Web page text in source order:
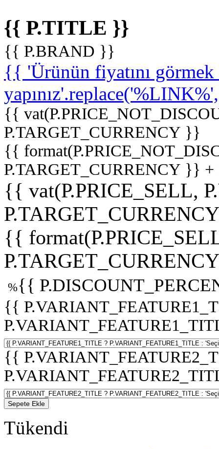
{{ P.TITLE }}
{{ P.BRAND }}
{{ 'Ürünün fiyatını
{{
P.TARGET_CURRENCY }}
{{
P.TARGET_CURRENCY }}
{{ vat(P.PRICE_SELL,
{{
%{{
{{
{{
Sepete Ekle
Tükendi